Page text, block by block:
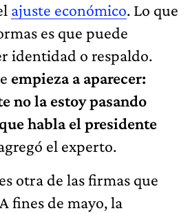
ajuste económico. Lo que
es que puede
identidad o respaldo.
empieza a aparecer:
no la estoy pasando
habla el presidente
el experto.
otra de las firmas que
fines de mayo, la